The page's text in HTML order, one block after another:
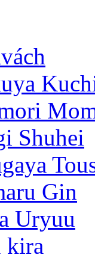
Shuhei
Gin
Uryuu
kira